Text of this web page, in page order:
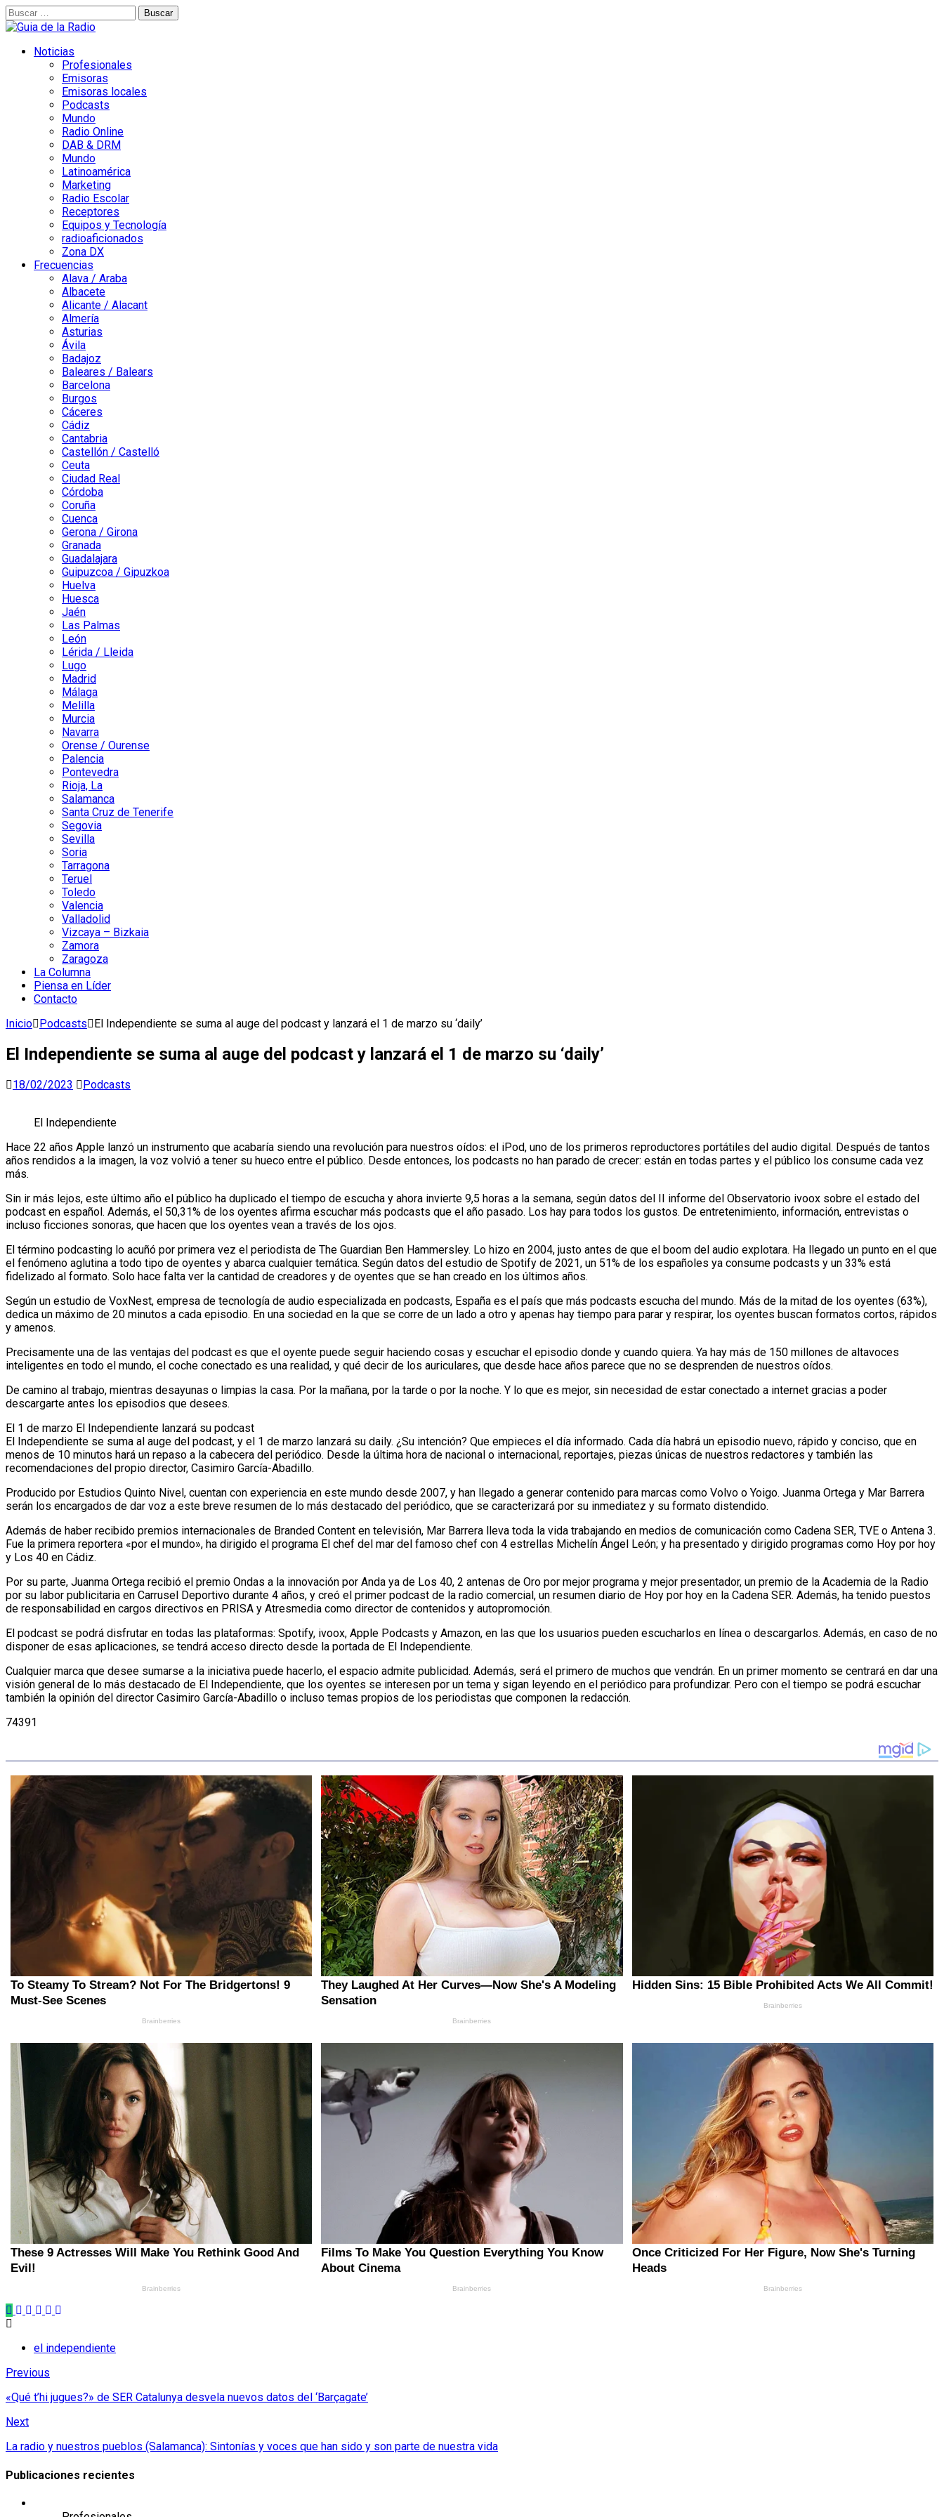
Buscar:
Noticias
Profesionales
Emisoras
Emisoras locales
Podcasts
Mundo
Radio Online
DAB & DRM
Mundo
Latinoamérica
Marketing
Radio Escolar
Receptores
Equipos y Tecnología
radioaficionados
Zona DX
Frecuencias
Alava / Araba
Albacete
Alicante / Alacant
Almería
Asturias
Ávila
Badajoz
Baleares / Balears
Barcelona
Burgos
Cáceres
Cádiz
Cantabria
Castellón / Castelló
Ceuta
Ciudad Real
Córdoba
Coruña
Cuenca
Gerona / Girona
Granada
Guadalajara
Guipuzcoa / Gipuzkoa
Huelva
Huesca
Jaén
Las Palmas
León
Lérida / Lleida
Lugo
Madrid
Málaga
Melilla
Murcia
Navarra
Orense / Ourense
Palencia
Pontevedra
Rioja, La
Salamanca
Santa Cruz de Tenerife
Segovia
Sevilla
Soria
Tarragona
Teruel
Toledo
Valencia
Valladolid
Vizcaya – Bizkaia
Zamora
Zaragoza
La Columna
Piensa en Líder
Contacto
Inicio Podcasts El Independiente se suma al auge del podcast y lanzará el 1 de marzo su ‘daily’
El Independiente se suma al auge del podcast y lanzará el 1 de marzo su ‘daily’
18/02/2023 Podcasts
El Independiente
Hace 22 años Apple lanzó un instrumento que acabaría siendo una revolución para nuestros oídos: el iPod, uno de los primeros reproductores portátiles del audio digital. Después de tantos
años rendidos a la imagen, la voz volvió a tener su hueco entre el público. Desde entonces, los podcasts no han parado de crecer: están en todas partes y el público los consume cada vez
más.
Sin ir más lejos, este último año el público ha duplicado el tiempo de escucha y ahora invierte 9,5 horas a la semana, según datos del II informe del Observatorio ivoox sobre el estado del
podcast en español. Además, el 50,31% de los oyentes afirma escuchar más podcasts que el año pasado. Los hay para todos los gustos. De entretenimiento, información, entrevistas o
incluso ficciones sonoras, que hacen que los oyentes vean a través de los ojos.
El término podcasting lo acuñó por primera vez el periodista de The Guardian Ben Hammersley. Lo hizo en 2004, justo antes de que el boom del audio explotara. Ha llegado un punto en el que
el fenómeno aglutina a todo tipo de oyentes y abarca cualquier temática. Según datos del estudio de Spotify de 2021, un 51% de los españoles ya consume podcasts y un 33% está
fidelizado al formato. Solo hace falta ver la cantidad de creadores y de oyentes que se han creado en los últimos años.
Según un estudio de VoxNest, empresa de tecnología de audio especializada en podcasts, España es el país que más podcasts escucha del mundo. Más de la mitad de los oyentes (63%),
dedica un máximo de 20 minutos a cada episodio. En una sociedad en la que se corre de un lado a otro y apenas hay tiempo para parar y respirar, los oyentes buscan formatos cortos, rápidos
y amenos.
Precisamente una de las ventajas del podcast es que el oyente puede seguir haciendo cosas y escuchar el episodio donde y cuando quiera. Ya hay más de 150 millones de altavoces
inteligentes en todo el mundo, el coche conectado es una realidad, y qué decir de los auriculares, que desde hace años parece que no se desprenden de nuestros oídos.
De camino al trabajo, mientras desayunas o limpias la casa. Por la mañana, por la tarde o por la noche. Y lo que es mejor, sin necesidad de estar conectado a internet gracias a poder
descargarte antes los episodios que desees.
El 1 de marzo El Independiente lanzará su podcast
El Independiente se suma al auge del podcast, y el 1 de marzo lanzará su daily. ¿Su intención? Que empieces el día informado. Cada día habrá un episodio nuevo, rápido y conciso, que en
menos de 10 minutos hará un repaso a la cabecera del periódico. Desde la última hora de nacional o internacional, reportajes, piezas únicas de nuestros redactores y también las
recomendaciones del propio director, Casimiro García-Abadillo.
Producido por Estudios Quinto Nivel, cuentan con experiencia en este mundo desde 2007, y han llegado a generar contenido para marcas como Volvo o Yoigo. Juanma Ortega y Mar Barrera
serán los encargados de dar voz a este breve resumen de lo más destacado del periódico, que se caracterizará por su inmediatez y su formato distendido.
Además de haber recibido premios internacionales de Branded Content en televisión, Mar Barrera lleva toda la vida trabajando en medios de comunicación como Cadena SER, TVE o Antena 3.
Fue la primera reportera «por el mundo», ha dirigido el programa El chef del mar del famoso chef con 4 estrellas Michelín Ángel León; y ha presentado y dirigido programas como Hoy por hoy
y Los 40 en Cádiz.
Por su parte, Juanma Ortega recibió el premio Ondas a la innovación por Anda ya de Los 40, 2 antenas de Oro por mejor programa y mejor presentador, un premio de la Academia de la Radio
por su labor publicitaria en Carrusel Deportivo durante 4 años, y creó el primer podcast de la radio comercial, un resumen diario de Hoy por hoy en la Cadena SER. Además, ha tenido puestos
de responsabilidad en cargos directivos en PRISA y Atresmedia como director de contenidos y autopromoción.
El podcast se podrá disfrutar en todas las plataformas: Spotify, ivoox, Apple Podcasts y Amazon, en las que los usuarios pueden escucharlos en línea o descargarlos. Además, en caso de no
disponer de esas aplicaciones, se tendrá acceso directo desde la portada de El Independiente.
Cualquier marca que desee sumarse a la iniciativa puede hacerlo, el espacio admite publicidad. Además, será el primero de muchos que vendrán. En un primer momento se centrará en dar una
visión general de lo más destacado de El Independiente, que los oyentes se interesen por un tema y sigan leyendo en el periódico para profundizar. Pero con el tiempo se podrá escuchar
también la opinión del director Casimiro García-Abadillo o incluso temas propios de los periodistas que componen la redacción.
74391
el independiente
Previous
«Qué t’hi jugues?» de SER Catalunya desvela nuevos datos del ‘Barçagate’
Next
La radio y nuestros pueblos (Salamanca): Sintonías y voces que han sido y son parte de nuestra vida
Publicaciones recientes